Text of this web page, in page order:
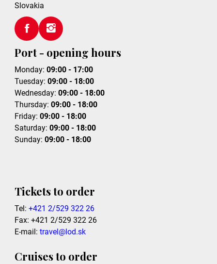
Slovakia
Port - opening hours
Monday: 09:00 - 17:00
Tuesday: 09:00 - 18:00
Wednesday: 09:00 - 18:00
Thursday: 09:00 - 18:00
Friday: 09:00 - 18:00
Saturday: 09:00 - 18:00
Sunday: 09:00 - 18:00
Tickets to order
Tel: +421 2/529 322 26
Fax: +421 2/529 322 26
E-mail: travel@lod.sk
Cruises to order